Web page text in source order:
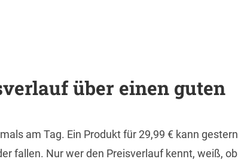
über einen guten
am Tag. Ein Produkt für 29,99 € kann gestern
fallen. Nur wer den Preisverlauf kennt, weiß, ob